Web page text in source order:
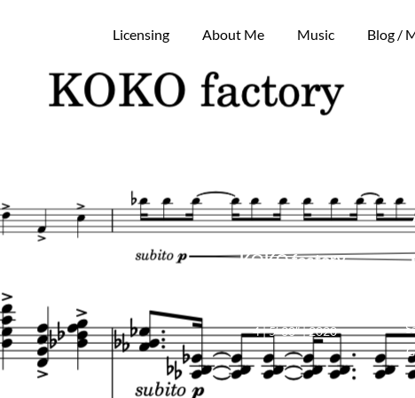
Licensing About Me Music Blog /
(Soprano
KOKO factory
4 | 5′ 30″ | 2020